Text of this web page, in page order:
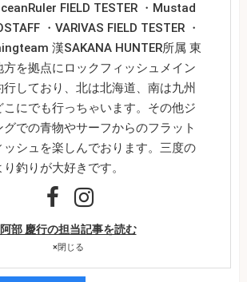
FIELD TESTER ・Mustad
・VARIVAS FIELD TESTER ・
漢SAKANA HUNTER所属 東
方を拠点にロックフィッシュメイン
行しており、北は北海道、南は九州
こにでも行っちゃいます。その他ジ
グでの青物やサーフからのフラット
ッシュを楽しんでおります。三度の
り釣りが大好きです。
阿部 慶行の担当記事を読む
×閉じる